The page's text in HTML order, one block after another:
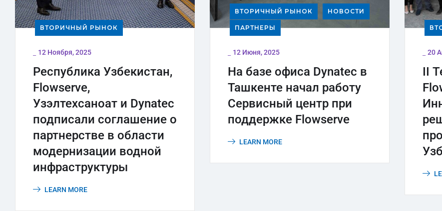
ВТОРИЧНЫЙ РЫНОК
12 Ноября, 2025
Республика Узбекистан,
Flowserve,
Узэлтехсаноат и Dynatec
подписали соглашение о
партнерстве в области
модернизации водной
инфраструктуры
LEARN MORE
ВТОРИЧНЫЙ РЫНОК НОВОСТИ
ПАРТНЕРЫ
12 Июня, 2025
На базе офиса Dynatec в
Ташкенте начал работу
Сервисный центр при
поддержке Flowserve
LEARN MORE
20
II